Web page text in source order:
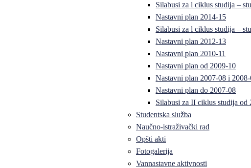
Silabusi za l ciklus studija –
Nastavni plan 2014-15
Silabusi za l ciklus studija –
Nastavni plan 2012-13
Nastavni plan 2010-11
Nastavni plan od 2009-10
Nastavni plan 2007-08 i
Nastavni plan do 2007-08
Silabusi za II ciklus studija od
Studentska služba
Naučno-istraživački rad
Opšti akti
Fotogalerija
Vannastavne aktivnosti